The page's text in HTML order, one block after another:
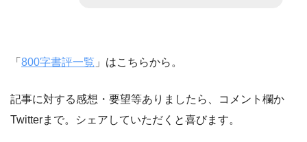
「 800字書評一覧 」はこちらから。
記事に対する感想・要望等ありましたら、コメント欄か
Twitterまで。シェアしていただくと喜びます。